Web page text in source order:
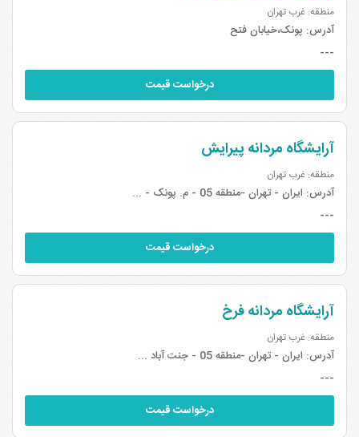
منطقه: غرب تهران
آدرس: پونک،خیابان فتح
---
درخواست قیمت
آرایشگاه مردانه پیرایش
منطقه: غرب تهران
آدرس: ایران - تهران -منطقه 05 - م. پونک - ...
---
درخواست قیمت
آرایشگاه مردانه فرخ
منطقه: غرب تهران
آدرس: ایران - تهران -منطقه 05 - جنت آباد ...
---
درخواست قیمت